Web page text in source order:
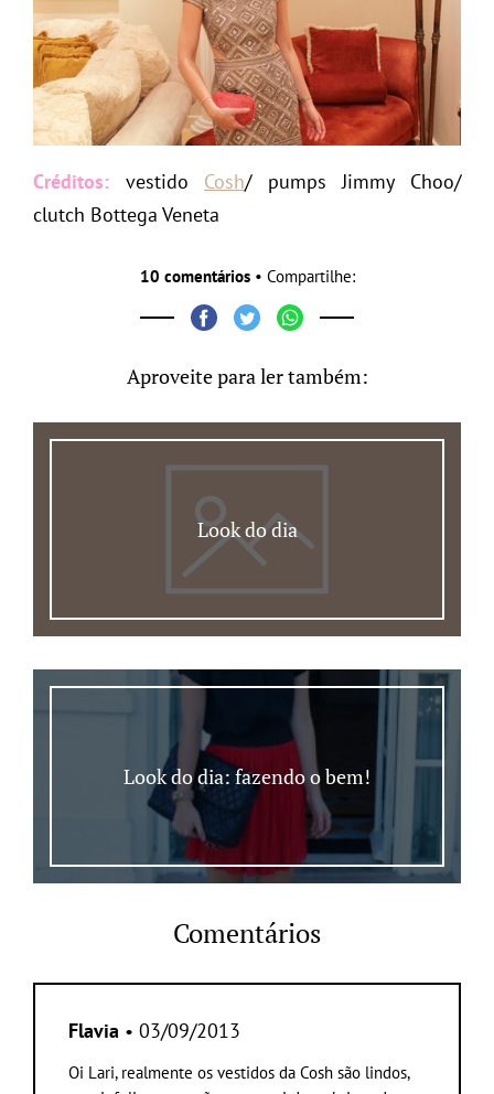
Créditos: vestido Cosh/ pumps Jimmy Choo/
clutch Bottega Veneta
10 comentários• Compartilhe:
Aproveite para ler também:
Look do dia
Look do dia: fazendo o bem!
Comentários
Flavia • 03/09/2013
Oi Lari, realmente os vestidos da Cosh são lindos,